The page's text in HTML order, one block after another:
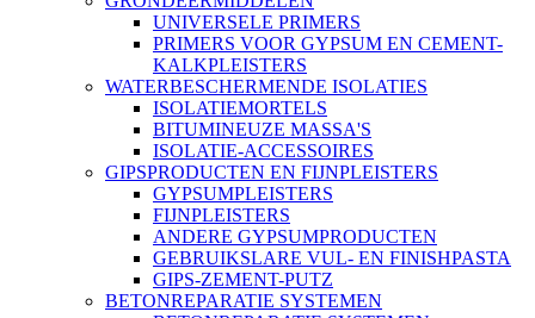
UNIVERSELE PRIMERS
PRIMERS VOOR GYPSUM EN CEMENT-
KALKPLEISTERS
WATERBESCHERMENDE ISOLATIES
ISOLATIEMORTELS
BITUMINEUZE MASSA'S
ISOLATIE-ACCESSOIRES
GIPSPRODUCTEN EN FIJNPLEISTERS
GYPSUMPLEISTERS
FIJNPLEISTERS
ANDERE GYPSUMPRODUCTEN
GEBRUIKSLARE VUL- EN FINISHPASTA
GIPS-ZEMENT-PUTZ
BETONREPARATIE SYSTEMEN